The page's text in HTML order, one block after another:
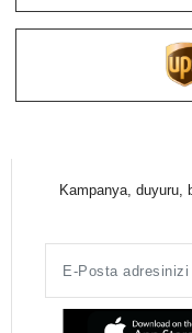
Kampanya, duyuru,